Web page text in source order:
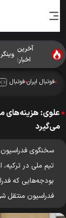
آخرین
اخبار:
وینگر
فوتبال ایرانفوتبال
علوی: هزینه‌های
می‌گیرد
سخنگوی فدراسیون
تیم ملی در ترکیه،
بودجه‌هایی که
فدراسیون منتقل